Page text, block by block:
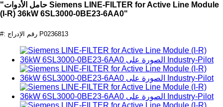
"حامل الأدوات Siemens LINE-FILTER for Active Line Module
(I-R) 36kW 6SL3000-0BE23-6AA0"
#: رقم الإدراج P0236813